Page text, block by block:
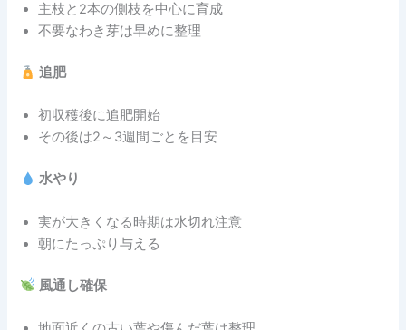
主枝と2本の側枝を中心に育成
不要なわき芽は早めに整理
追肥
初収穫後に追肥開始
その後は2～3週間ごとを目安
水やり
実が大きくなる時期は水切れ注意
朝にたっぷり与える
風通し確保